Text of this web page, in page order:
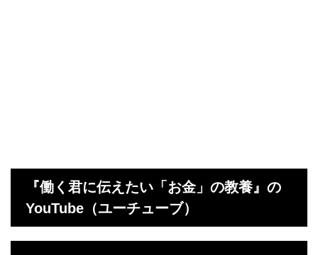
『働く君に伝えたい「お金」の教養』の
YouTube（ユーチューブ）